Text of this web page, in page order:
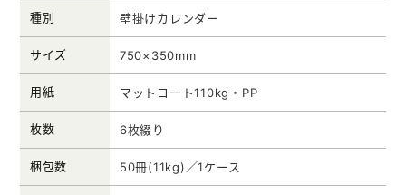
種別 壁掛けカレンダー
サイズ 750×350mm
用紙 マットコート110kg・PP
枚数 6枚綴り
梱包数 50冊(11kg)／1ケース